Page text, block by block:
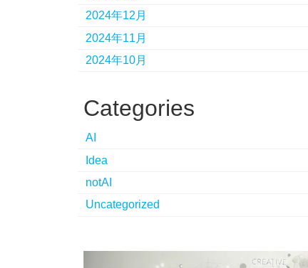
2024年12月
2024年11月
2024年10月
Categories
AI
Idea
notAI
Uncategorized